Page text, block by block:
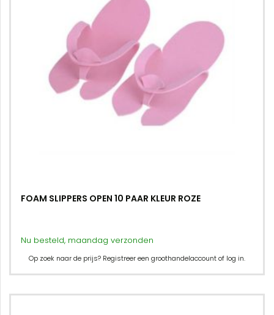
FOAM SLIPPERS OPEN 10 PAAR KLEUR ROZE
Nu besteld, maandag verzonden
Op zoek naar de prijs? Registreer een groothandelaccount of log in.